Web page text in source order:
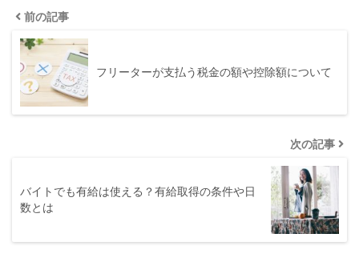
前の記事
フリーターが支払う税金の額や控除額について
次の記事
バイトでも有給は使える？有給取得の条件や日
数とは